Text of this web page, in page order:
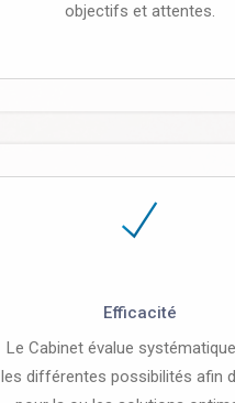
objectifs et attentes.
Efficacité
Le Cabinet évalue
les différentes possibilités afin